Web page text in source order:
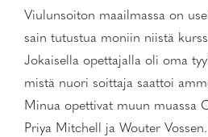
Viulunsoiton maailmassa on
sain tutustua moniin niistä
Jokaisella opettajalla oli oma
mistä nuori soittaja saattoi
Minua opettivat muun muassa
Priya Mitchell ja Wouter